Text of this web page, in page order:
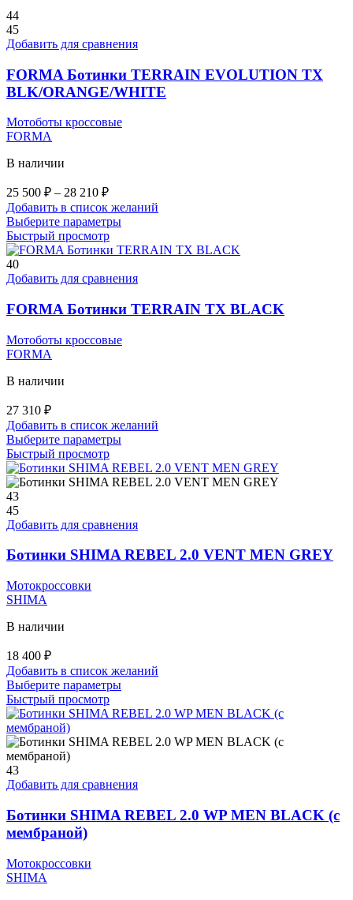
44
45
Добавить для сравнения
FORMA Ботинки TERRAIN EVOLUTION TX
BLK/ORANGE/WHITE
Мотоботы кроссовые
FORMA
В наличии
25 500 ₽ – 28 210 ₽Диапазон
цен:
25
500 ₽
–
210 ₽
Добавить в список желаний
Выберите параметрыЭтот
имеет
вариаций.
можно
выбрать
странице
Быстрый просмотр
40
Добавить для сравнения
FORMA Ботинки TERRAIN TX BLACK
Мотоботы кроссовые
FORMA
В наличии
27 310 ₽
Добавить в список желаний
Выберите параметрыЭтот
имеет
несколько
можно
на
Быстрый просмотр
43
45
Добавить для сравнения
Ботинки SHIMA REBEL 2.0 VENT MEN GREY
Мотокроссовки
SHIMA
В наличии
18 400 ₽
Добавить в список желаний
Выберите параметрыЭтот
имеет
вариаций.
выбрать
странице
товара.
Быстрый просмотр
43
Добавить для сравнения
Ботинки SHIMA REBEL 2.0 WP MEN BLACK (с
мембраной)
Мотокроссовки
SHIMA